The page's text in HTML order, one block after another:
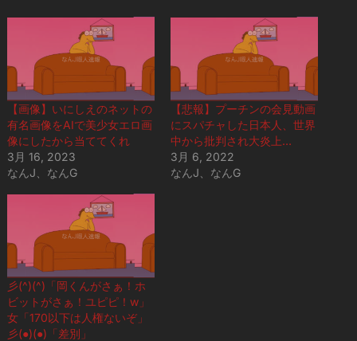
【画像】いにしえのネットの
有名画像をAIで美少女エロ画
像にしたから当ててくれ
3月 16, 2023
なんJ、なんG
【悲報】プーチンの会見動画
にスパチャした日本人、世界
中から批判され大炎上…
3月 6, 2022
なんJ、なんG
彡(^)(^)「岡くんがさぁ！ホ
ビットがさぁ！ユピピ！w」
女「170以下は人権ないぞ」
彡(●)(●)「差別」